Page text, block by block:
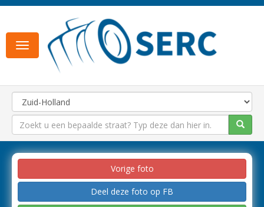
Toggle
navigation
Vorige foto
Deel deze foto op FB